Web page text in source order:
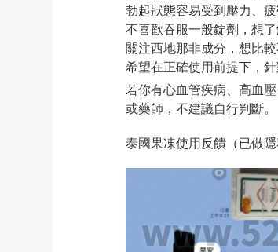
勃起狀態容易受到壓力、疲
不喜歡吞服一般錠劑，想了
關注西地那非成分，想比較
希望在正確使用前提下，
若你有心血管疾病、高血
或藥師，不建議自行判斷。
泰國果凍使用反饋（已做隱